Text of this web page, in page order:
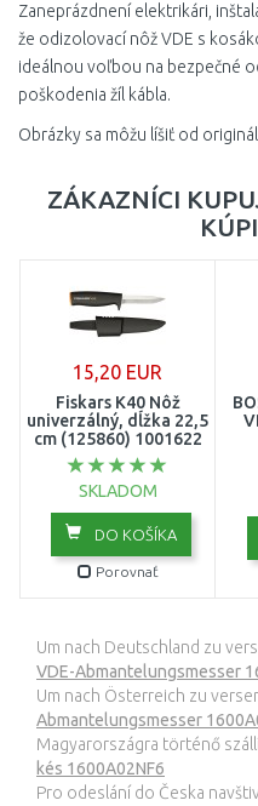
Zaneprázdnení elektrikári,
že odizolovací nôž VDE s
ideálnou voľbou na bezpečné
poškodenia žíl kábla.
Obrázky sa môžu líšiť od
ZÁKAZNÍCI
15,20 EUR
Fiskars K40 Nôž
univerzálný, dĺžka 22,5
cm (125860) 1001622
SKLADOM
DO KOŠÍKA
Porovnať
Um nach Deutschland zu
VDE-Abmantelungsmesser
Um nach Österreich zu
Abmantelungsmesser
Magyarországra történő
kés 1600A02NF6
Pro odeslání do Česka